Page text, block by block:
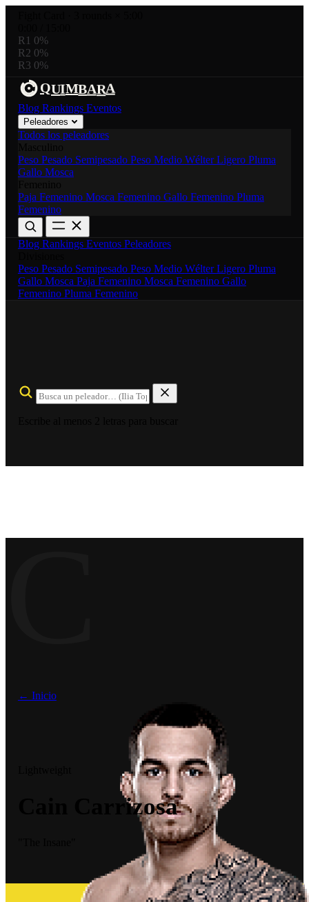
R1 0%
R2 0%
R3 0%
QUIMBARA
Blog Rankings Eventos
Peleadores
Todos los peleadores
Peso Pesado Semipesado Peso Medio WélterLigero Pluma
Gallo Mosca
Paja Femenino Mosca Femenino Gallo Femenino Pluma
Femenino
Blog Rankings Eventos Peleadores
Peso Pesado Semipesado Peso Medio WélterLigero Pluma
Gallo Mosca Paja Femenino Mosca Femenino Gallo
Femenino Pluma Femenino
← Inicio
Cain Carrizosa